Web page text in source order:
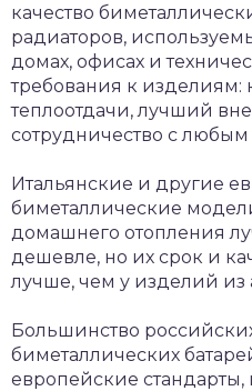
качество
радиаторов,
домах, офисах и
требования к изделиям:
теплоотдачи, лучший
сотрудничество с любым
Итальянские и другие
биметаллические
домашнего отопления
дешевле, но их срок и
лучше, чем у изделий
Большинство
биметаллических
европейские стандарты,